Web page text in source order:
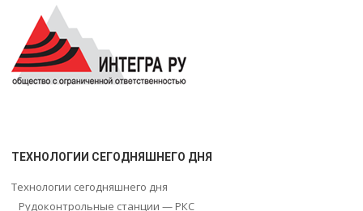
ТЕХНОЛОГИИ СЕГОДНЯШНЕГО ДНЯ
Технологии сегодняшнего дня
Рудоконтрольные станции — РКС